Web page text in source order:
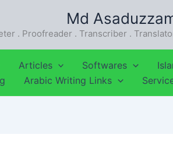
Md
. Proofreader . Transcriber .
Articles Softwares
Arabic Writing Links